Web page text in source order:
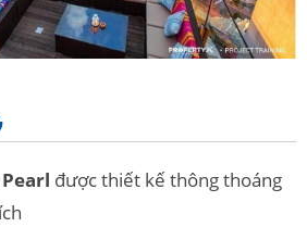
được thiết kế thông thoáng